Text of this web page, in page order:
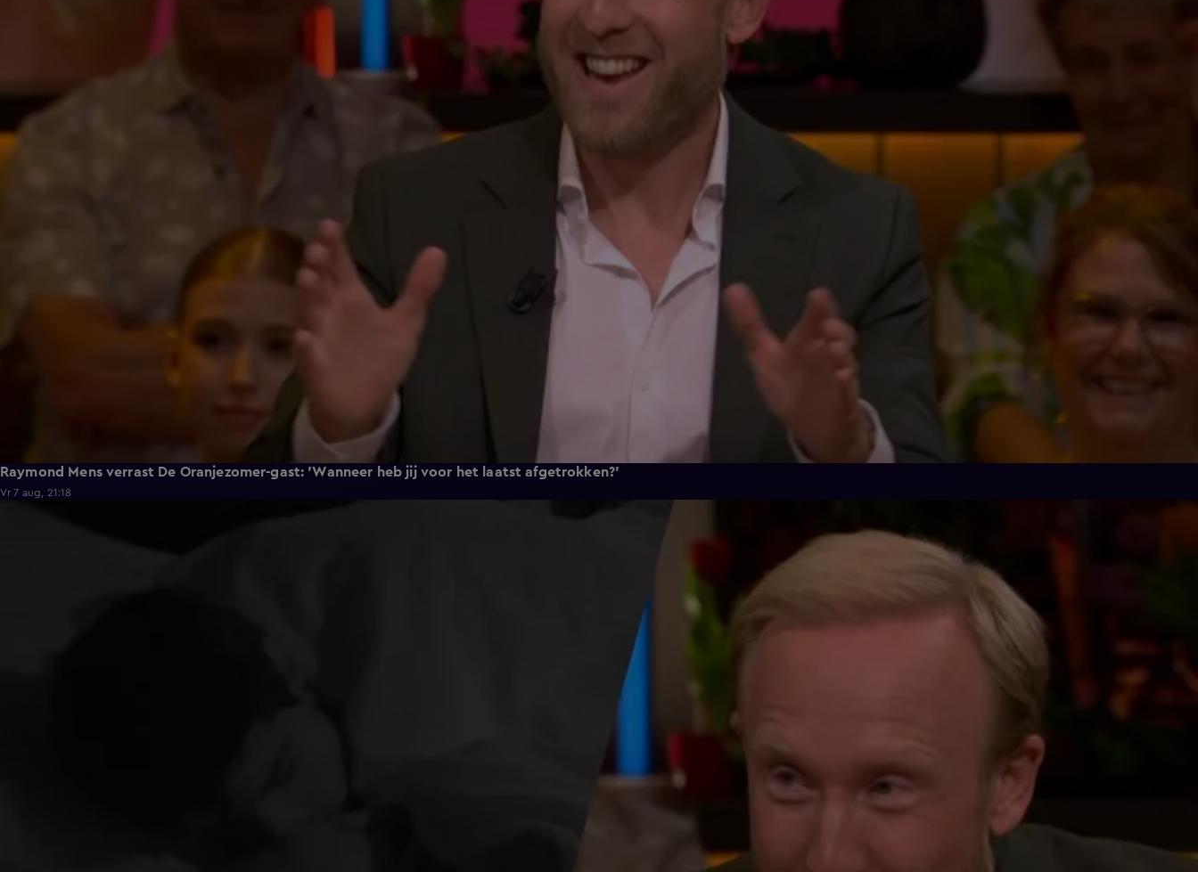
Raymond Mens verrast De Oranjezomer-gast: 'Wanneer heb jij voor het laatst afgetrokken?'
Vr 7 aug, 21:18